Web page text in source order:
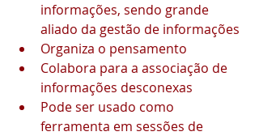
informações, sendo grande
aliado da gestão de informações
Organiza o pensamento
Colabora para a associação de
informações desconexas
Pode ser usado como
ferramenta em sessões de